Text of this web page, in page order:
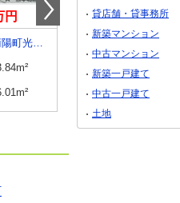
円
熊本県菊池郡菊陽町光の森１
3,380万円
建物面積 116.75m²
土地面積 205.9m²
貸店舗・貸事務所
新築マンション
中古マンション
新築一戸建て
中古一戸建て
土地